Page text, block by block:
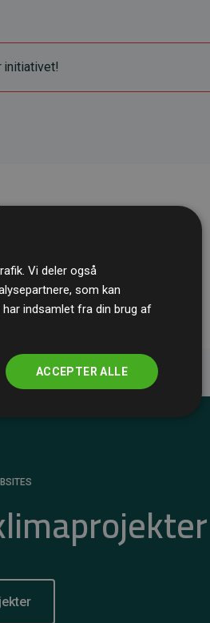
initiativet!
Vi deler også
som kan
indsamlet fra din brug af
ACCEPTER ALLE